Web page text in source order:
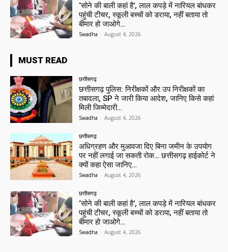
‘सोने की बाली कहां है’, लाल कपड़े में नारियल बांधकर
पहुंची टीचर, स्कूली बच्चों को डराया, नहीं बताया तो
बीमार हो जाओगे…
Swadha - August 4, 2026
MUST READ
छत्तीसगढ़
छत्तीसगढ़ पुलिस: निरीक्षकों और उप निरीक्षकों का
तबादला, SP ने जारी किया आदेश, जानिए किसे कहां
मिली जिम्मेदारी…
Swadha - August 4, 2026
छत्तीसगढ़
अधिग्रहण और मुआवजा दिए बिना जमीन के उपयोग
पर नहीं लगाई जा सकती रोक… छत्तीसगढ़ हाईकोर्ट ने
क्यों कहा ऐसा जानिए…
Swadha - August 4, 2026
छत्तीसगढ़
‘सोने की बाली कहां है’, लाल कपड़े में नारियल बांधकर
पहुंची टीचर, स्कूली बच्चों को डराया, नहीं बताया तो
बीमार हो जाओगे…
Swadha - August 4, 2026